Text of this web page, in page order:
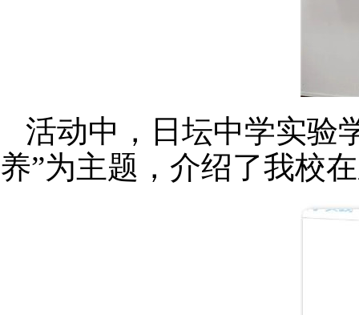
活动中，日坛中学实验
养”为主题，介绍了我校